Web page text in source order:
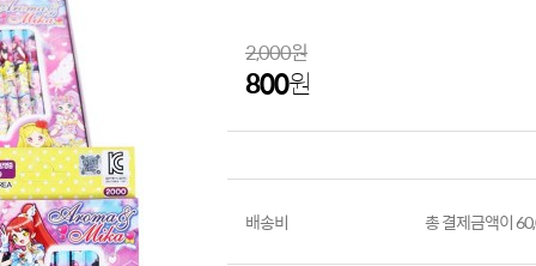
2,000원
800원
배송비 총 결제금액이